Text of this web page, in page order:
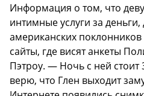
Информация о том, что
интимные услуги за
американских
сайты, где висят анкеты
Пэтроу. — Ночь с ней стоит
верю, что Глен выходит